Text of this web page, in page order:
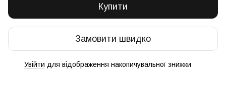
Купити
Замовити швидко
Увійти для відображення накопичувальної знижки